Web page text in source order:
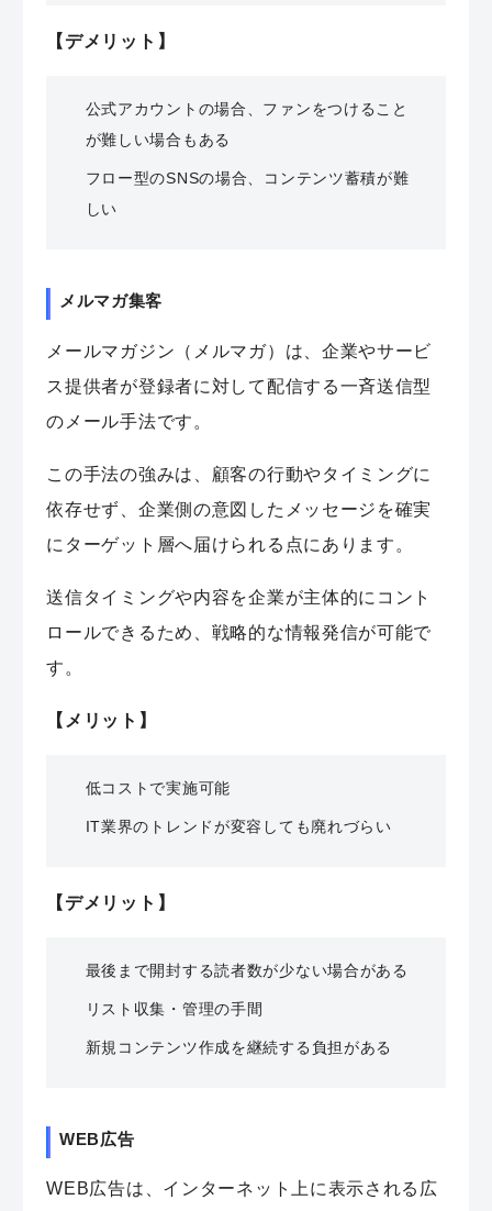
【デメリット】
公式アカウントの場合、ファンをつけること
が難しい場合もある
フロー型のSNSの場合、コンテンツ蓄積が難
しい
メルマガ集客
メールマガジン（メルマガ）は、企業やサービ
ス提供者が登録者に対して配信する一斉送信型
のメール手法です。
この手法の強みは、顧客の行動やタイミングに
依存せず、企業側の意図したメッセージを確実
にターゲット層へ届けられる点にあります。
送信タイミングや内容を企業が主体的にコント
ロールできるため、戦略的な情報発信が可能で
す。
【メリット】
低コストで実施可能
IT業界のトレンドが変容しても廃れづらい
【デメリット】
最後まで開封する読者数が少ない場合がある
リスト収集・管理の手間
新規コンテンツ作成を継続する負担がある
WEB広告
WEB広告は、インターネット上に表示される広